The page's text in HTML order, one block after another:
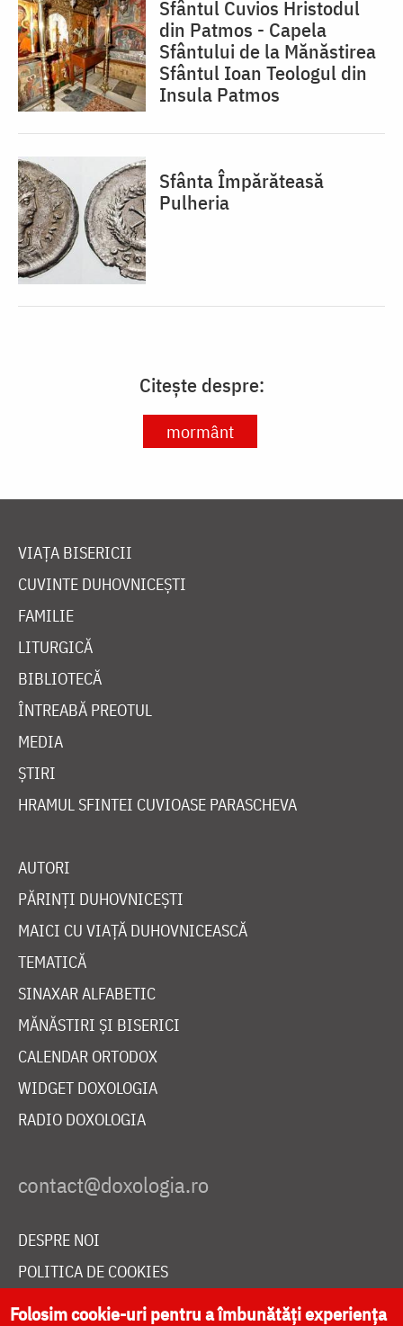
Sfântul Cuvios Hristodul
din Patmos - Capela
Sfântului de la Mănăstirea
Sfântul Ioan Teologul din
Insula Patmos
Sfânta Împărăteasă
Pulheria
Citește despre:
mormânt
VIAȚA BISERICII
CUVINTE DUHOVNICEȘTI
FAMILIE
LITURGICĂ
BIBLIOTECĂ
ÎNTREABĂ PREOTUL
MEDIA
ȘTIRI
HRAMUL SFINTEI CUVIOASE PARASCHEVA
AUTORI
PĂRINȚI DUHOVNICEȘTI
MAICI CU VIAȚĂ DUHOVNICEASCĂ
TEMATICĂ
SINAXAR ALFABETIC
MĂNĂSTIRI ȘI BISERICI
CALENDAR ORTODOX
WIDGET DOXOLOGIA
RADIO DOXOLOGIA
DESPRE NOI
POLITICA DE COOKIES
DONEAZĂ ONLINE PENTRU CATEDRALA NAȚIONALĂ
Folosim cookie-uri pentru a îmbunătăți experiența